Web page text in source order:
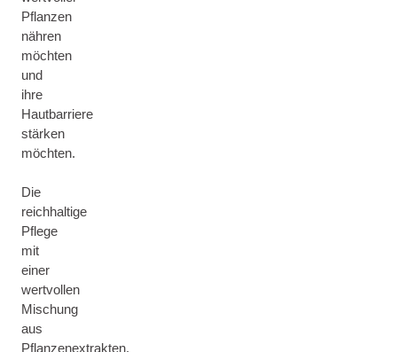
Pflanzen
nähren
möchten
und
ihre
Hautbarriere
stärken
möchten.
Die
reichhaltige
Pflege
mit
einer
wertvollen
Mischung
aus
Pflanzenextrakten,